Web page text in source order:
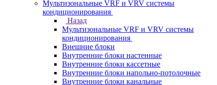
Мультизональные VRF и VRV системы
кондиционирования
Назад
Мультизональные VRF и VRV системы
кондиционирования
Внешние блоки
Внутренние блоки настенные
Внутренние блоки кассетные
Внутренние блоки напольно-потолочные
Внутренние блоки канальные